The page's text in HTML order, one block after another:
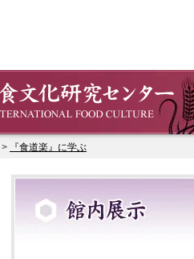
> 『食道楽』に学ぶ